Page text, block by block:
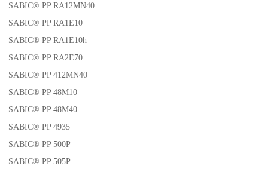
SABIC® PP RA12MN40
SABIC® PP RA1E10
SABIC® PP RA1E10h
SABIC® PP RA2E70
SABIC® PP 412MN40
SABIC® PP 48M10
SABIC® PP 48M40
SABIC® PP 4935
SABIC® PP 500P
SABIC® PP 505P